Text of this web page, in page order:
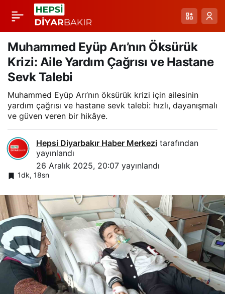
Muhammed Eyüp Arı’nın Öksürük
Krizi: Aile Yardım Çağrısı ve Hastane
Sevk Talebi
Muhammed Eyüp Arı’nın öksürük krizi için ailesinin
yardım çağrısı ve hastane sevk talebi: hızlı, dayanışmalı
ve güven veren bir hikâye.
Hepsi Diyarbakır Haber Merkezi tarafından
yayınlandı
26 Aralık 2025, 20:07 yayınlandı
1dk, 18sn
Kış Gripal
Enfeksiyonlarında
Antibiyotik
Kullanımına Dikkat:
Viral Doğası ve
Enfeksiyon Direnci
Paylaş